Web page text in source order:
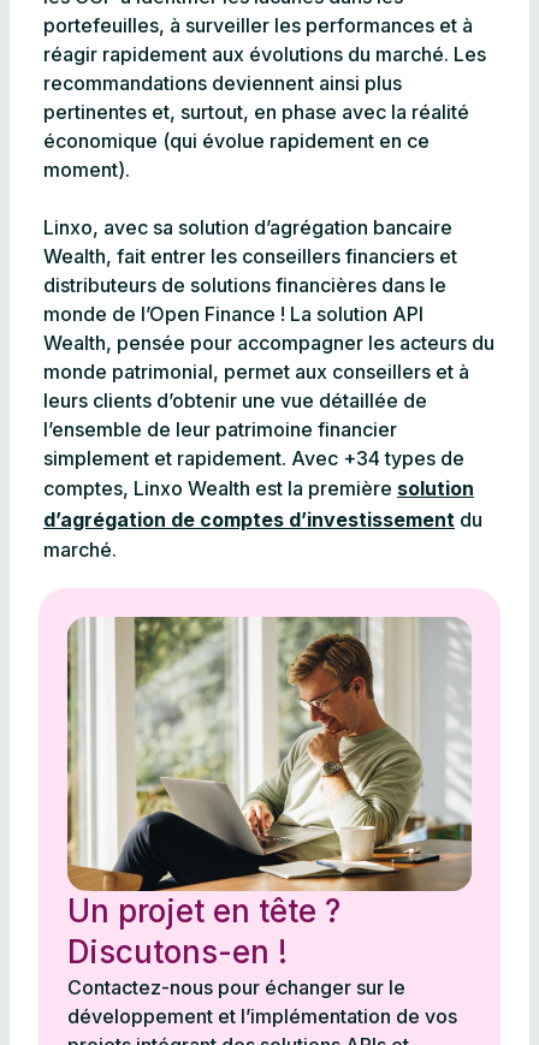
portefeuilles, à surveiller les performances et à
réagir rapidement aux évolutions du marché. Les
recommandations deviennent ainsi plus
pertinentes et, surtout, en phase avec la réalité
économique (qui évolue rapidement en ce
moment).
Linxo, avec sa solution d’agrégation bancaire
Wealth, fait entrer les conseillers financiers et
distributeurs de solutions financières dans le
monde de l’Open Finance ! La solution API
Wealth, pensée pour accompagner les acteurs du
monde patrimonial, permet aux conseillers et à
leurs clients d’obtenir une vue détaillée de
l’ensemble de leur patrimoine financier
simplement et rapidement. Avec +34 types de
comptes, Linxo Wealth est la première solution
d’agrégation de comptes d’investissement du
marché.
Un projet en tête ?
Discutons-en !
Contactez-nous pour échanger sur le
développement et l’implémentation de vos